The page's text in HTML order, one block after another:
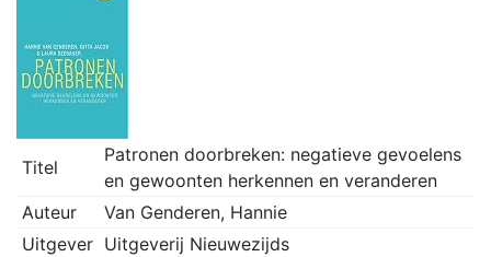
Titel
Patronen doorbreken: negatieve gevoelens
en gewoonten herkennen en veranderen
Auteur
Van Genderen, Hannie
Uitgever Uitgeverij Nieuwezijds